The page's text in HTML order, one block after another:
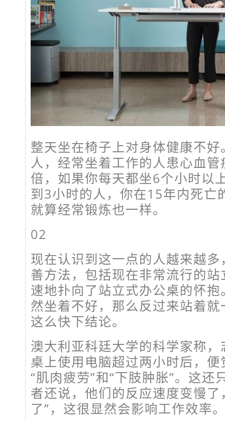
整天坐在椅子上对身体健康不
人，经常坐着工作的人患心血
倍，如果你每天都坐6个小时以
到3小时的人，你在15年内死
就算经常锻炼也一样。
02
现在认识到这一点的人越来越
善方法，包括现在非常流行的
速地扑向了站立式办公桌的怀
然坐着不好，那么反过来站着
这么快下结论。
澳大利亚科廷大学的科学家称
桌上使用电脑超过两小时后，便
“肌肉疲劳”和“下肢肿胀”。这
者还说，他们的反应速度变慢
了”，这很显然会影响工作效率